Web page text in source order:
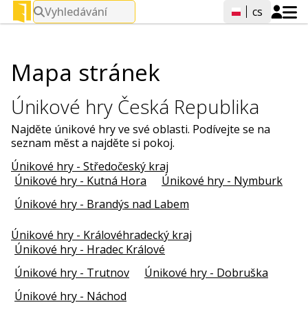
Vyhledávání cs
Mapa stránek
Únikové hry Česká Republika
Najděte únikové hry ve své oblasti. Podívejte se na
seznam měst a najděte si pokoj.
Únikové hry - Středočeský kraj
Únikové hry - Kutná Hora
Únikové hry - Nymburk
Únikové hry - Brandýs nad Labem
Únikové hry - Královéhradecký kraj
Únikové hry - Hradec Králové
Únikové hry - Trutnov
Únikové hry - Dobruška
Únikové hry - Náchod